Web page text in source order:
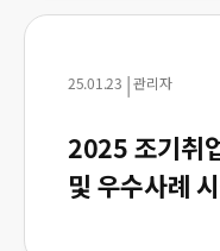
25.01.23 |관리자
2025 조기취
및 우수사례